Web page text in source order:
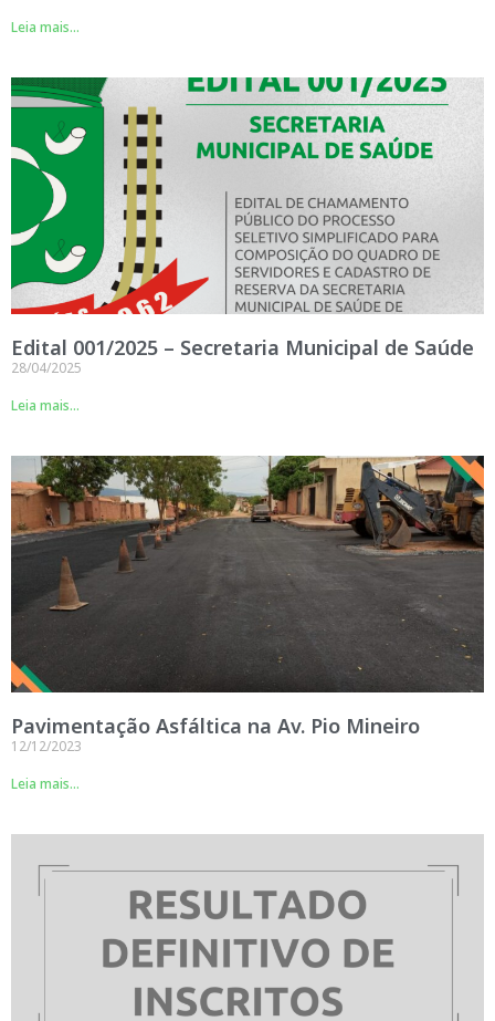
Leia mais...
Edital 001/2025 – Secretaria Municipal de Saúde
28/04/2025
Leia mais...
Pavimentação Asfáltica na Av. Pio Mineiro
12/12/2023
Leia mais...